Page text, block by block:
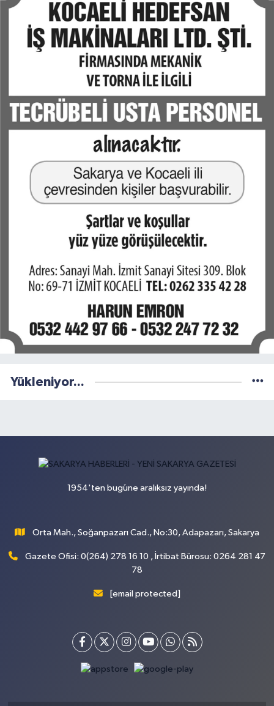
Yükleniyor...
1954'ten bugüne aralıksız yayında!
Orta Mah., Soğanpazarı Cad., No:30, Adapazarı, Sakarya
Gazete Ofisi: 0(264) 278 16 10 , İrtibat Bürosu: 0264 281 47
78
[email protected]